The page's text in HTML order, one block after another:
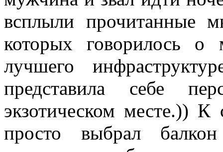
всплыли прочитанные
которых говорилось о
лучшего
представила себе
экзотическом месте.)) К
просто выбрал